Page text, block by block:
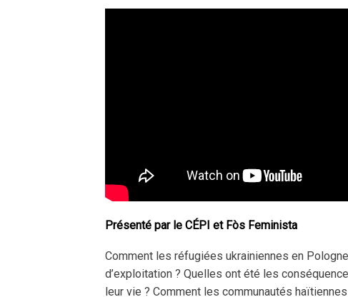
Présenté par le CÉPI et Fòs Feminista
Comment les réfugiées ukrainiennes en
d’exploitation ? Quelles ont été les
leur vie ? Comment les communautés